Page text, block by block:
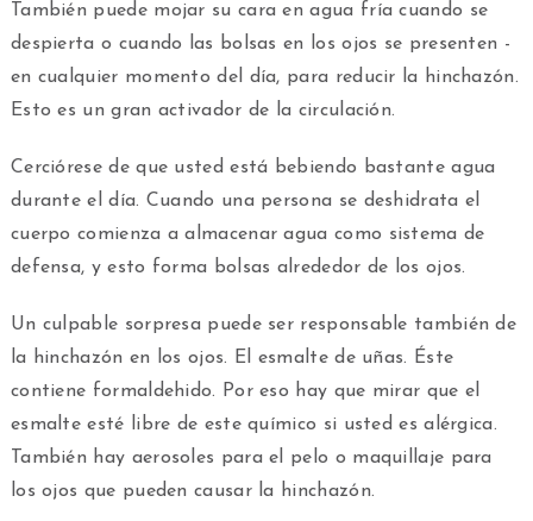
También puede mojar su cara en agua fría cuando se
despierta o cuando las bolsas en los ojos se presenten -
en cualquier momento del día, para reducir la hinchazón.
Esto es un gran activador de la circulación.
Cerciórese de que usted está bebiendo bastante agua
durante el día. Cuando una persona se deshidrata el
cuerpo comienza a almacenar agua como sistema de
defensa, y esto forma bolsas alrededor de los ojos.
Un culpable sorpresa puede ser responsable también de
la hinchazón en los ojos. El esmalte de uñas. Éste
contiene formaldehido. Por eso hay que mirar que el
esmalte esté libre de este químico si usted es alérgica.
También hay aerosoles para el pelo o maquillaje para
los ojos que pueden causar la hinchazón.